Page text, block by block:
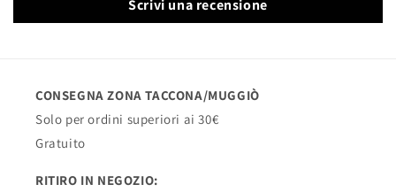
Scrivi una recensione
CONSEGNA ZONA TACCONA/MUGGIÒ
Solo per ordini superiori ai 30€
Gratuito
RITIRO IN NEGOZIO: